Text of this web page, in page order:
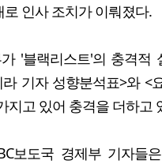
인사 조치가 이뤄졌다.
'블랙리스트'의 충격적
기자 성향분석표>와 <
지고 있어 충격을 더하고
보도국 경제부 기자들